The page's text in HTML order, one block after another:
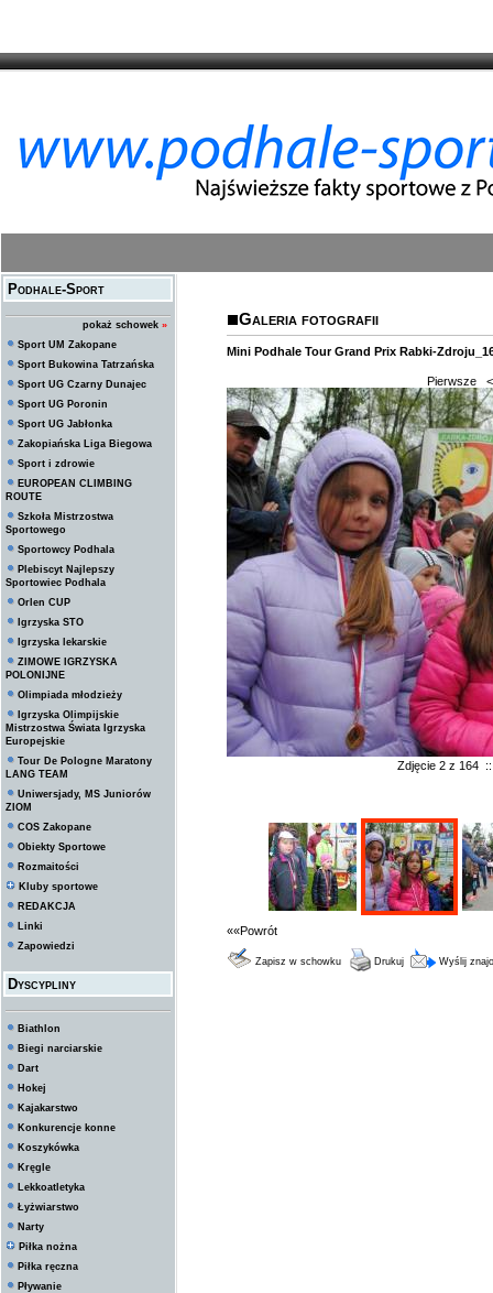
Podhale-Sport
pokaż schowek »
Sport UM Zakopane
Sport Bukowina Tatrzańska
Sport UG Czarny Dunajec
Sport UG Poronin
Sport UG Jabłonka
Zakopiańska Liga Biegowa
Sport i zdrowie
EUROPEAN CLIMBING
ROUTE
Szkoła Mistrzostwa
Sportowego
Sportowcy Podhala
Plebiscyt Najlepszy
Sportowiec Podhala
Orlen CUP
Igrzyska STO
Igrzyska lekarskie
ZIMOWE IGRZYSKA
POLONIJNE
Olimpiada młodzieży
Igrzyska Olimpijskie
Mistrzostwa Świata Igrzyska
Europejskie
Tour De Pologne Maratony
LANG TEAM
Uniwersjady, MS Juniorów
ZIOM
COS Zakopane
Obiekty Sportowe
Rozmaitości
Kluby sportowe
REDAKCJA
Linki
Zapowiedzi
Dyscypliny
Biathlon
Biegi narciarskie
Dart
Hokej
Kajakarstwo
Konkurencje konne
Koszykówka
Kręgle
Lekkoatletyka
Łyżwiarstwo
Narty
Piłka nożna
Piłka ręczna
Pływanie
Galeria fotografii
Mini Podhale Tour Grand Prix Rabki-
Pierwsze
Zdjęcie 2 z 164
««Powrót
Zapisz w schowku Drukuj Wyślij